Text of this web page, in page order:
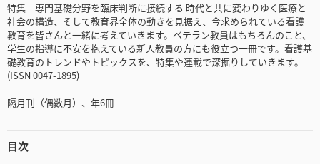
特集 専門基礎分野を臨床判断に接続する 時代と共に変わりゆく医療と
社会の構造、そして教育界全体の動きを見据え、今求められている看護
教育を皆さんと一緒に考えていきます。ベテラン教員はもちろんのこと、
学生の指導に不安を抱えている新人教員の方にも役立つ一冊です。看護基
礎教育のトレンドやトピックスを、特集や連載で深掘りしていきます。
(ISSN 0047-1895)
隔月刊（偶数月）、年6冊
目次